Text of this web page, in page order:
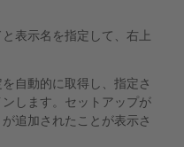
表示名を指定して、右上
自動的に取得し、指定さ
します。セットアップが
追加されたことが表示さ